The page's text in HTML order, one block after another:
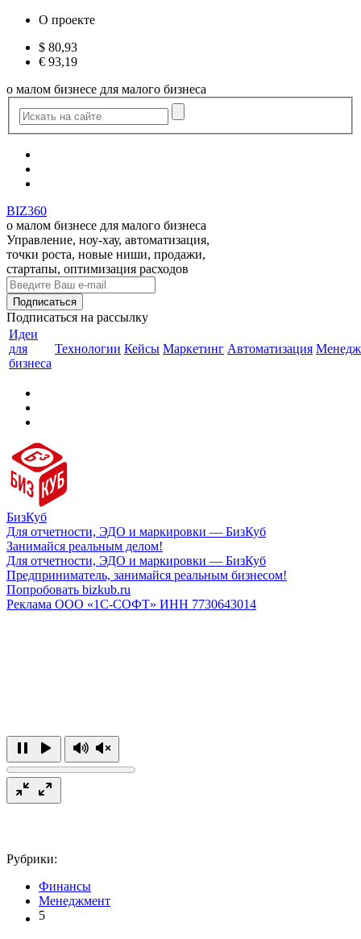
О проекте
$ 80,93
€ 93,19
о малом бизнесе для малого бизнеса
BIZ360
о малом бизнесе для малого бизнеса
Управление, ноу-хау, автоматизация,
точки роста, новые ниши, продажи,
стартапы, оптимизация расходов
Подписаться на рассылку
Идеи
для
бизнеса
Технологии Кейсы Маркетинг Автоматизация
БизКуб
Для отчетности, ЭДО и маркировки — БизКуб
Занимайся реальным делом!
Для отчетности, ЭДО и маркировки — БизКуб
Предприниматель, занимайся реальным бизнесом!
Попробовать bizkub.ru
Реклама ООО «1С-СОФТ» ИНН 7730643014
Рубрики:
Финансы
Менеджмент
5